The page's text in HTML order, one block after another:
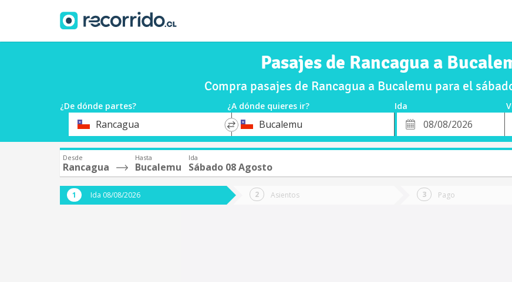
Pasajes de Rancagua a
Compra pasajes de Rancagua a Bucalemu para el
¿De dónde partes? ¿A dónde quieres ir? Ida
OrigenRancagua
*
DestinoBucalemu
Fecha
de
Desde
Rancagua
Hasta
Bucalemu
Ida
Sábado 08 Agosto
Ida 08/08/2026 Asientos Pago